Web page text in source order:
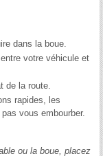
dans la boue.
votre véhicule et
de la route.
rapides, les
vous embourber.
ou la boue, placez